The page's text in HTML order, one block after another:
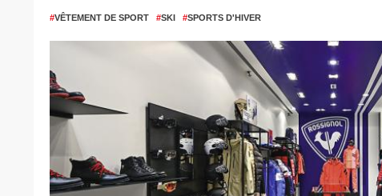
#VÊTEMENT DE SPORT #SKI #SPORTS D'HIVER